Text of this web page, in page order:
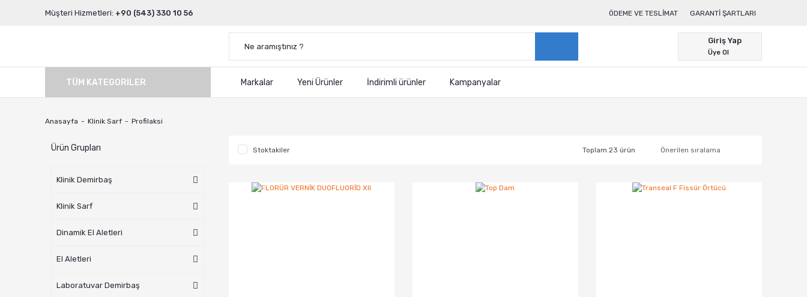
Müşteri Hizmetleri: +90 (543) 330 10 56 ÖDEME VE TESLIMAT GARANTI ŞARTLARI
Giriş Yap
Üye Ol
TÜM KATEGORILER Markalar Yeni Ürünler İndirimli ürünler Kampanyalar
Anasayfa Klinik Sarf Profilaksi
Ürün Grupları
Klinik Demirbaş
Klinik Sarf
Dinamik El Aletleri
El Aletleri
Laboratuvar Demirbaş
Stoktakiler Toplam 23 ürün